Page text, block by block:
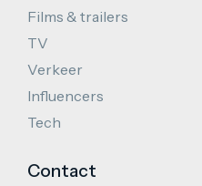
Films & trailers
TV
Verkeer
Influencers
Tech
Contact